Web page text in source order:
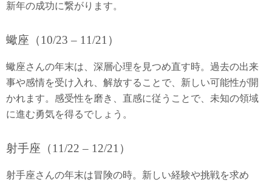
新年の成功に繋がります。
蠍座（10/23 – 11/21）
蠍座さんの年末は、深層心理を見つめ直す時。過去の出来
事や感情を受け入れ、解放することで、新しい可能性が開
かれます。感受性を磨き、直感に従うことで、未知の領域
に進む勇気を得るでしょう。
射手座（11/22 – 12/21）
射手座さんの年末は冒険の時。新しい経験や挑戦を求め